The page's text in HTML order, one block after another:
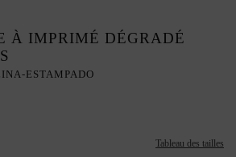
À IMPRIMÉ DÉGRADÉ
ESTAMPADO
Tableau des tailles